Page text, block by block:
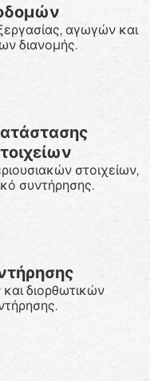
αγωγών και
διανομής.
στοιχείων,
συντήρησης.
διορθωτικών